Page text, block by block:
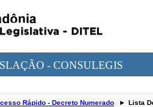
- CONSULEGIS
Rápido - Decreto Numerado ► Lista